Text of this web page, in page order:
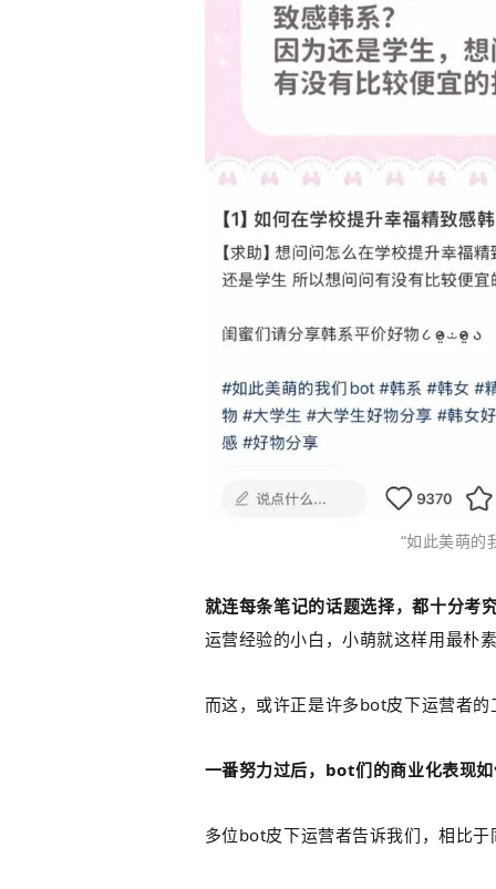
“如此美萌的
就连每条笔记的话题选择，都十分考
运营经验的小白，小萌就这样用最朴
而这，或许正是许多bot皮下运营者的
一番努力过后，bot们的商业化表现
多位bot皮下运营者告诉我们，相比